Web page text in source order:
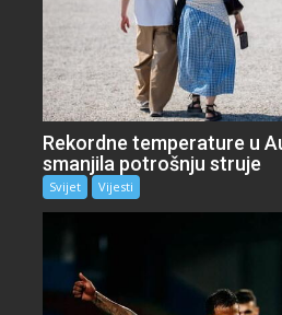
Rekordne temperature u
smanjila potrošnju struje
Svijet Vijesti